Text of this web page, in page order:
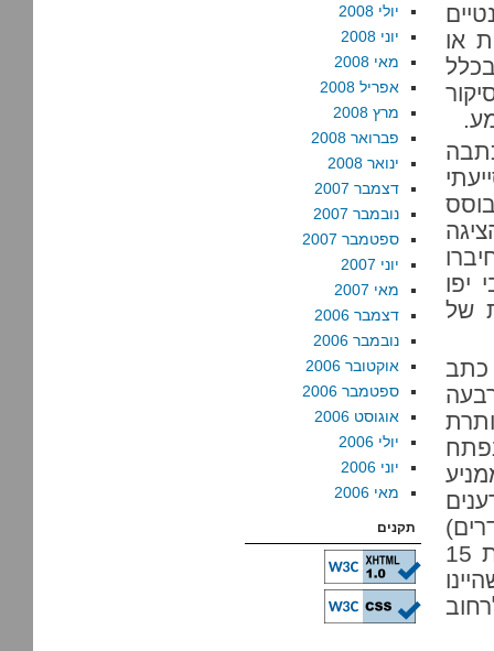
או
יפו
של
כתב
בעמודי החדשות של הארץ, אחרי שהעיתון שהיה לי בית 15
יולי 2008
יוני 2008
מאי 2008
אפריל 2008
מרץ 2008
פברואר 2008
ינואר 2008
דצמבר 2007
נובמבר 2007
ספטמבר 2007
יוני 2007
מאי 2007
דצמבר 2006
נובמבר 2006
אוקטובר 2006
ספטמבר 2006
אוגוסט 2006
יולי 2006
יוני 2006
מאי 2006
תקנים